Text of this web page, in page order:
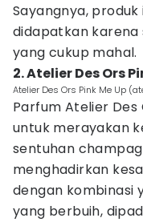
Sayangnya,
didapatkan
yang cukup mahal.
2. Atelier Des Ors
Atelier Des Ors Pink Me Up
Parfum Atelier Des
untuk merayakan
sentuhan
menghadirkan
dengan kombinasi
yang berbuih,